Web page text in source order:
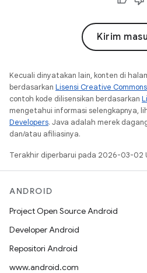
Kirim
Kecuali dinyatakan lain, konten di
berdasarkan Lisensi Creative
contoh kode dilisensikan berdasarkan
mengetahui informasi selengkapnya,
Developers. Java adalah merek
dan/atau afiliasinya.
Terakhir diperbarui pada 2026-03-02
ANDROID
Project Open Source Android
Developer Android
Repositori Android
www.android.com